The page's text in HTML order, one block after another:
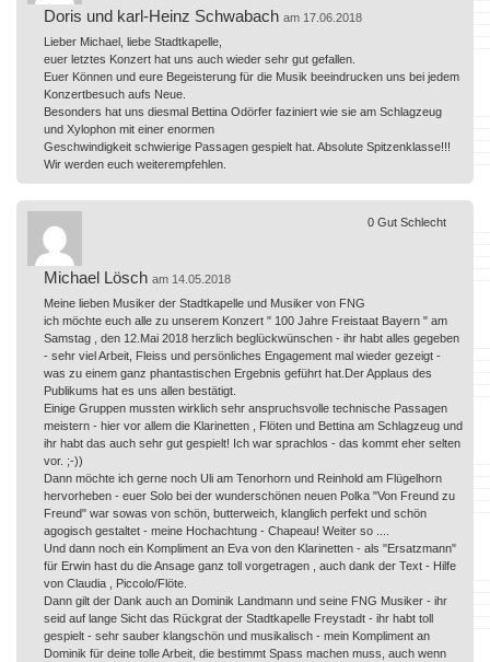
Doris und karl-Heinz Schwabach am 17.06.2018
Lieber Michael, liebe Stadtkapelle,
euer letztes Konzert hat uns auch wieder sehr gut gefallen.
Euer Können und eure Begeisterung für die Musik beeindrucken uns bei jedem
Konzertbesuch aufs Neue.
Besonders hat uns diesmal Bettina Odörfer faziniert wie sie am Schlagzeug
und Xylophon mit einer enormen
Geschwindigkeit schwierige Passagen gespielt hat. Absolute Spitzenklasse!!!
Wir werden euch weiterempfehlen.
Michael Lösch am 14.05.2018
Meine lieben Musiker der Stadtkapelle und Musiker von FNG
ich möchte euch alle zu unserem Konzert " 100 Jahre Freistaat Bayern " am
Samstag , den 12.Mai 2018 herzlich beglückwünschen - ihr habt alles gegeben
- sehr viel Arbeit, Fleiss und persönliches Engagement mal wieder gezeigt -
was zu einem ganz phantastischen Ergebnis geführt hat.Der Applaus des
Publikums hat es uns allen bestätigt.
Einige Gruppen mussten wirklich sehr anspruchsvolle technische Passagen
meistern - hier vor allem die Klarinetten , Flöten und Bettina am Schlagzeug und
ihr habt das auch sehr gut gespielt! Ich war sprachlos - das kommt eher selten
vor. ;-))
Dann möchte ich gerne noch Uli am Tenorhorn und Reinhold am Flügelhorn
hervorheben - euer Solo bei der wunderschönen neuen Polka "Von Freund zu
Freund" war sowas von schön, butterweich, klanglich perfekt und schön
agogisch gestaltet - meine Hochachtung - Chapeau! Weiter so ....
Und dann noch ein Kompliment an Eva von den Klarinetten - als "Ersatzmann"
für Erwin hast du die Ansage ganz toll vorgetragen , auch dank der Text - Hilfe
von Claudia , Piccolo/Flöte.
Dann gilt der Dank auch an Dominik Landmann und seine FNG Musiker - ihr
seid auf lange Sicht das Rückgrat der Stadtkapelle Freystadt - ihr habt toll
gespielt - sehr sauber klangschön und musikalisch - mein Kompliment an
Dominik für deine tolle Arbeit, die bestimmt Spass machen muss, auch wenn
0 Gut Schlecht